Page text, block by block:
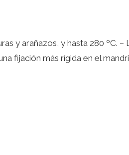
y arañazos, y hasta 280 ºC.
fijación más rígida en el